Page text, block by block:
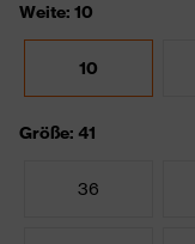
Weite: 10
10
Größe: 41
36